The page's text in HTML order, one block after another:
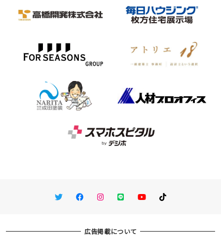
TwitterFacebookInstagram
LINE You TubeTikTok
広告掲載について